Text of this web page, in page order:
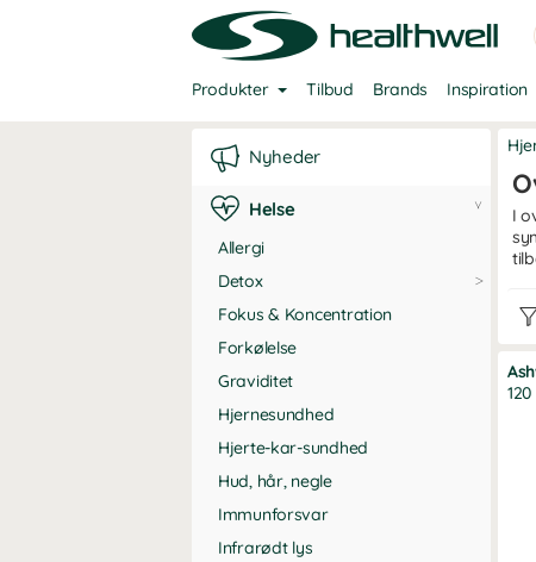
Produkter Tilbud Brands Inspiration
Nyheder
Helse
Allergi
Detox
Fokus & Koncentration
Forkølelse
Graviditet
Hjernesundhed
Hjerte-kar-sundhed
Hud, hår, negle
Immunforsvar
Infrarødt lys
I